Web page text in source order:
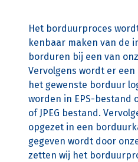
Het borduurproces
kenbaar maken van de
borduren bij een van
Vervolgens wordt er
het gewenste borduur
worden in EPS-bestand
of JPEG bestand.
opgezet in een
gegeven wordt door
zetten wij het